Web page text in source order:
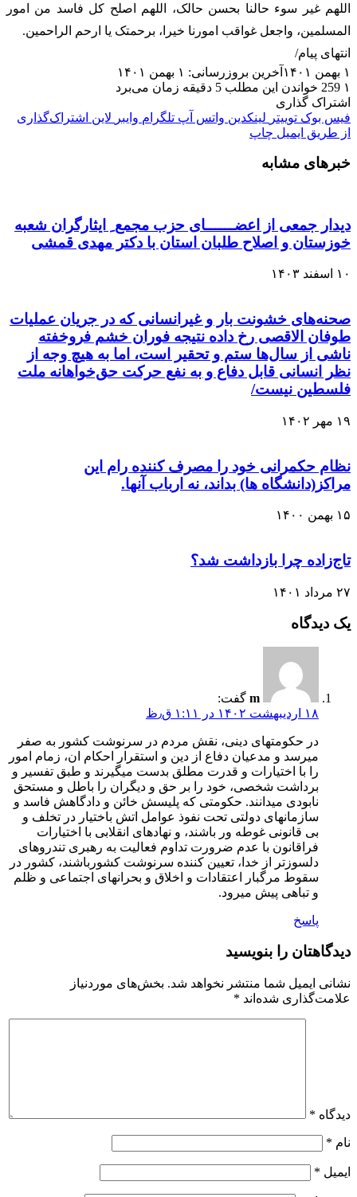
اللهم غیر سوء حالنا بحسن حالک، اللهم اصلح کل فاسد من امور
المسلمین، واجعل غواقب امورنا خیرا، برحمتک یا ارحم الراحمین.
انتهای پیام/
۱ بهمن ۱۴۰۱
آخرین بروزرسانی: ۱ بهمن ۱۴۰۱
۱
خواندن این مطلب 5 دقیقه زمان می‌برد
اشتراک گذاری
فیس بوک توییتر لینکدین واتس آپ تلگرام وایبر لاین اشتراک‌گذاری
از طریق ایمیل چاپ
خبرهای مشابه
دیدار جمعی از اعضــــــای حزب مجمع ِ ایثارگران شعبه
خوزستان و اصلاح طلبان ‌استان با دکتر مهدی قمشی
۱۰ اسفند ۱۴۰۳
صحنه‌های خشونت بار و غیرانسانی که در جریان عملیات
طوفان الاقصى رخ داده نتیجه‌ فوران خشم فروخفته‌
ناشی از سال‌ها ستم و تحقیر است، اما به هیچ وجه از
نظر انسانی قابل دفاع و به نفع حرکت حق‌خواهانه‌ ملت
فلسطین نیست/
۱۹ مهر ۱۴۰۲
نظام حکمرانی خود را مصرف کننده رام این
مراکز(دانشگاه ها) بداند، نه ارباب آنها.
۱۵ بهمن ۱۴۰۰
تاج‌زاده چرا بازداشت شد؟
۲۷ مرداد ۱۴۰۱
یک دیدگاه
m گفت:
۱۸ اردیبهشت ۱۴۰۲ در ۱:۱۱ ق٫ظ
در حکومتهای دینی، نقش مردم در سرنوشت کشور به صفر
میرسد و مدعیان دفاع از دین و استقرار احکام ان، زمام امور
را با اختیارات و قدرت مطلق بدست میگیرند و طبق تفسیر و
برداشت شخصی، خود را بر حق و دیگران را باطل و مستحق
نابودی میدانند. حکومتی که پلیسش خائن و دادگاهش فاسد و
سازمانهای دولتی تحت نفوذ عوامل اتش باختیار در تخلف و
بی قانونی غوطه ور باشند، و نهادهای انقلابی با اختیارات
فراقانون با عدم ضرورت تداوم فعالیت به رهبری تندروهای
دلسوزتر از خدا، تعیین کننده سرنوشت کشورباشند، کشور در
سقوط مرگبار اعتقادات و اخلاق و بحرانهای اجتماعی و ظلم
و تباهی پیش میرود.
پاسخ
دیدگاهتان را بنویسید
نشانی ایمیل شما منتشر نخواهد شد. بخش‌های موردنیاز
علامت‌گذاری شده‌اند *
دیدگاه *
نام *
ایمیل *